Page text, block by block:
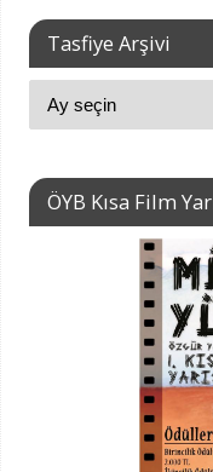
Tasfiye Arşivi
ÖYB Kısa Film